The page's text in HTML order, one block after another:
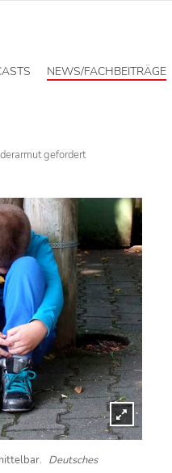
NEWS/FACHBEITRÄGE
gefordert
Deutsches